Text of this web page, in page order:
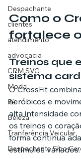
Despachante
clientes
atendimento
advocacia
CRM SVG
Moda
Fé
Beleza
Tranferência Veicular
Despachante Sítio
Como o
fortalece
Treinos que
sistema
O CrossFit
aeróbicos e
alta intensidade
os treinos o
forma contínua
estímulos variados.